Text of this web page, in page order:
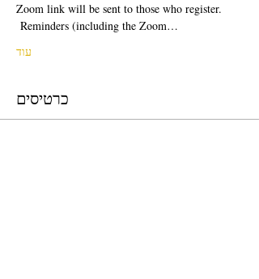
Zoom link will be sent to those who register.
Reminders (including the Zoom…
עוד
כרטיסים